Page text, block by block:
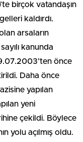
birçok vatandaşın
kaldırdı.
arsaların
kanunda
önce
Daha önce
yapılan
yeni
çekildi. Böylece
yolu açılmış oldu.